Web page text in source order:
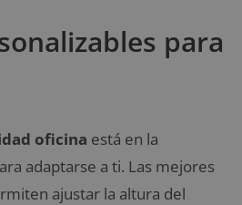
para
oficina está en la
adaptarse a ti. Las mejores
ajustar la altura del